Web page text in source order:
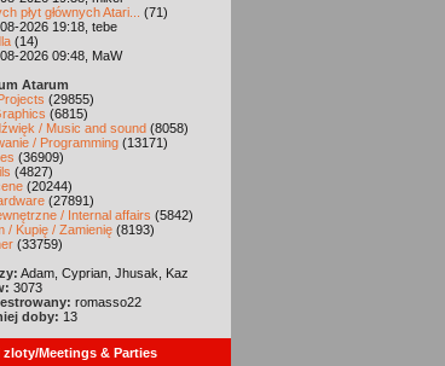
płyt głównych Atari...
(71)
2026 19:18, tebe
(14)
2026 09:48, MaW
Atarum
(29855)
(6815)
/ Music and sound (8058)
/ Programming (13171)
(36909)
(4827)
(20244)
(27891)
/ Internal affairs (5842)
/ Kupię / Zamienię (8193)
(33759)
Adam, Cyprian, Jhusak, Kaz
3073
romasso22
doby: 13
Meetings & Parties